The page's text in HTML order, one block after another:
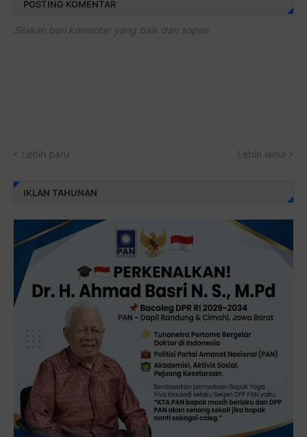
POSTING KOMENTAR
Silakan beri komentar yang baik dan sopan
Lebih baru Lebih lama
IKLAN TAHUNAN